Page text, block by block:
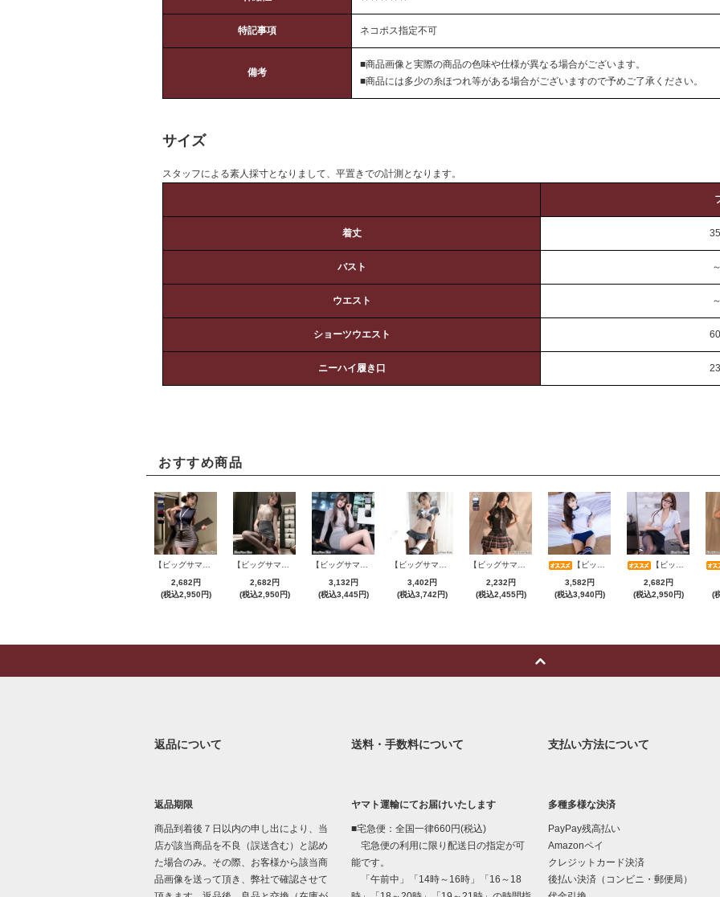
特記事項 ネコポス指定不可
備考
■商品画像と実際の商品の色味や仕様が異なる場合がございます。
■商品には多少の糸ほつれ等がある場合がございますので予めご了承ください。
サイズ
スタッフによる素人採寸となりまして、平置きでの計測となります。
着丈
バスト
ウエスト
ショーツウエスト
ニーハイ履き口
おすすめ商品
2,682円
(税込2,950円)
2,682円
(税込2,950円)
3,132円
(税込3,445円)
3,402円
(税込3,742円)
2,232円
(税込2,455円)
【ビッグサマーセール対象品】セクシーコスプレ(SEXYCOSPLAY) 199
3,582円
(税込3,940円)
【ビッグサマーセール対象品】セクシーコスプレ(SEXYCOSPLAY) 4070
2,682円
(税込2,950円)
(
返品について
返品期限
商品到着後７日以内の申し出により、当
店が該当商品を不良（誤送含む）と認め
た場合のみ。その際、お客様から該当商
品画像を送って頂き、弊社で確認させて
送料・手数料について
ヤマト運輸にてお届けいたします
■宅急便：全国一律660円(税込)
宅急便の利用に限り配送日の指定が可
能です。
「午前中」「14時～16時」「16～18
支払い方法について
多種多様な決済
PayPay残高払い
Amazonペイ
クレジットカード決済
後払い決済（コンビニ・郵便局）